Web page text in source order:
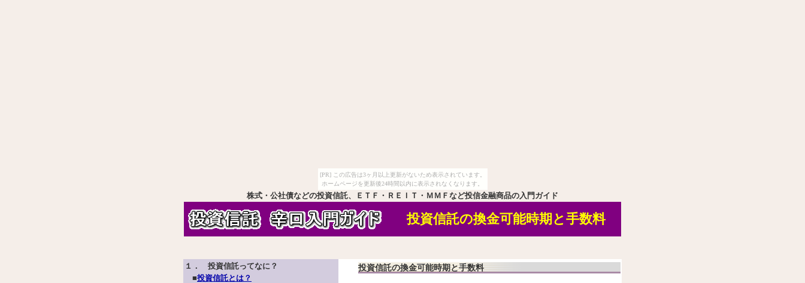
[PR] この広告は3ヶ月以上更新がないため表示されています。
ホームページを更新後24時間以内に表示されなくなります。
株式・公社債などの投資信託、ＥＴＦ・ＲＥＩＴ・ＭＭＦなど投信金融商品の入門ガイド
投資信託の換金可能時期と手数料
１． 投資信託ってなに？
■投資信託とは？
投資信託の換金可能時期と手数料